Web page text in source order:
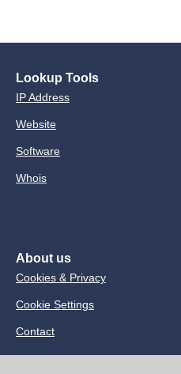
Lookup Tools
IP Address
Website
Software
Whois
About us
Cookies & Privacy
Cookie Settings
Contact